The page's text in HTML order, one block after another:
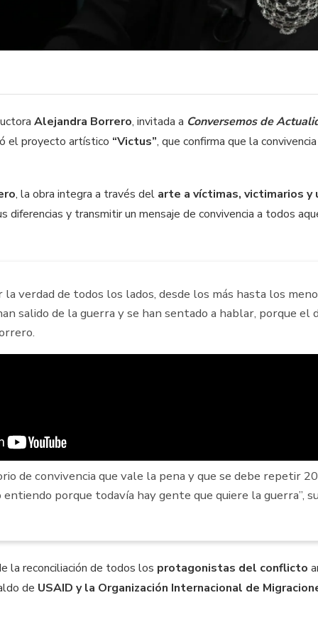
Alejandra Borrero, invitada a Conversemos de
el proyecto artístico “Victus”, que confirma que la
, la obra integra a través del arte a víctimas, victimarios y
diferencias y transmitir un mensaje de convivencia a todos
la verdad de todos los lados, desde los más hasta los
salido de la guerra y se han sentado a hablar, porque
de convivencia que vale la pena y que se debe repetir
entiendo porque todavía hay gente que quiere la guerra”,
la reconciliación de todos los protagonistas del conflicto
de USAID y la Organización Internacional de